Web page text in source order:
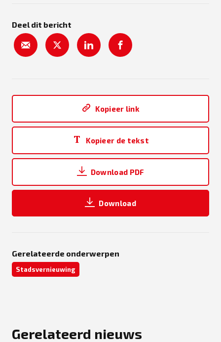
Deel dit bericht
Kopieer link
Kopieer de tekst
Download PDF
Download
Gerelateerde onderwerpen
Stadsvernieuwing
Gerelateerd nieuws